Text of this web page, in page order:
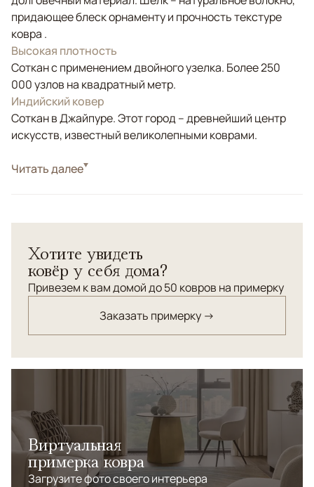
придающее блеск орнаменту и прочность текстуре
ковра .
Высокая плотность
Соткан с применением двойного узелка. Более 250
000 узлов на квадратный метр.
Индийский ковер
Соткан в Джайпуре. Этот город – древнейший центр
искусств, известный великолепными коврами.
СтильСовременные
Читать далее
Хотите увидеть
ковёр у себя дома?
Привезем к вам домой до 50 ковров на примерку
Заказать примерку →
Виртуальная
примерка ковра
Загрузите фото своего интерьера